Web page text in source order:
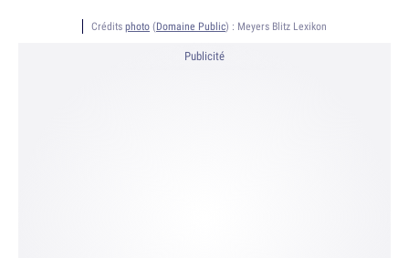
Crédits photo (Domaine Public) : Meyers Blitz Lexikon
Publicité